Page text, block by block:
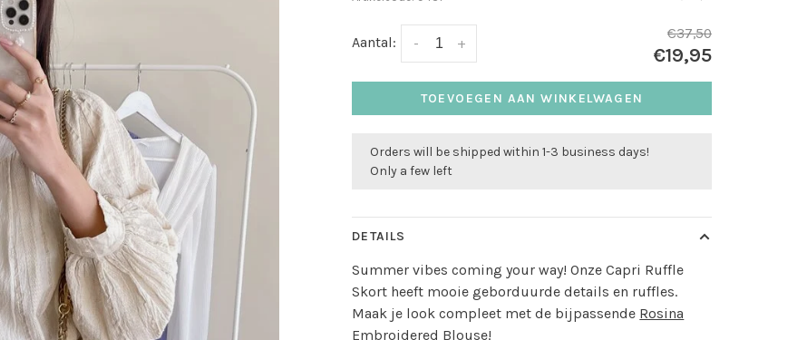
Aantal: +
-
€37,50
€19,95
TOEVOEGEN AAN WINKELWAGEN
Orders will be shipped within 1-3 business days!
Only a few left
DETAILS
Summer vibes coming your way! Onze Capri Ruffle
Skort heeft mooie geborduurde details en ruffles.
Maak je look compleet met de bijpassende Rosina
Embroidered Blouse!